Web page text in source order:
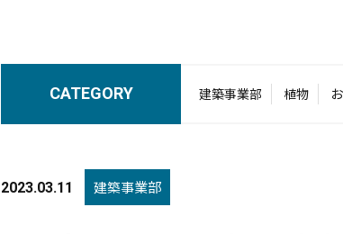
CATEGORY 建築事業部 植物
2023.03.11 建築事業部